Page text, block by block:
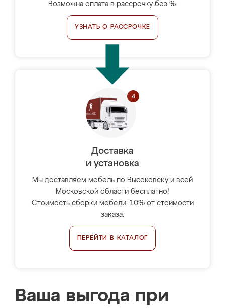
Возможна оплата в рассрочку без %.
УЗНАТЬ О РАССРОЧКЕ
Доставка
и установка
Мы доставляем мебель по Высоковску и всей
Московской области бесплатно!
Стоимость сборки мебели: 10% от стоимости
заказа.
ПЕРЕЙТИ В КАТАЛОГ
Ваша выгода при